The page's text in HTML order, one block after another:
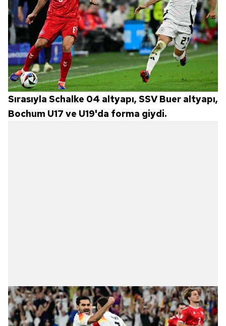
Sırasıyla Schalke 04 altyapı, SSV Buer altyapı,
Bochum U17 ve U19'da forma giydi.